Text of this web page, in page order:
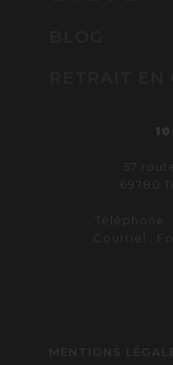
57
69780
Téléphone:
Courriel :